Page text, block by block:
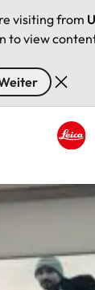
visiting from
to view